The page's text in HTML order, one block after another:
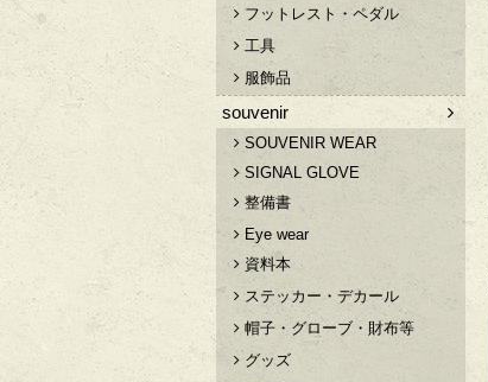
フットレスト・ペダル
工具
服飾品
souvenir
SOUVENIR WEAR
SIGNAL GLOVE
整備書
Eye wear
資料本
ステッカー・デカール
帽子・グローブ・財布等
グッズ